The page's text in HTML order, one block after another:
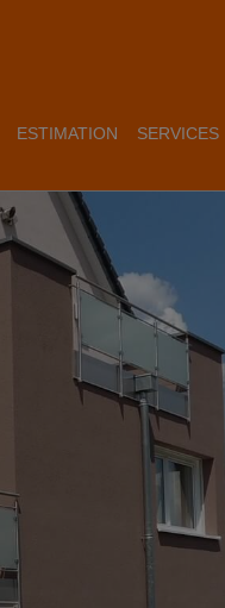
ESTIMATION SERVICES